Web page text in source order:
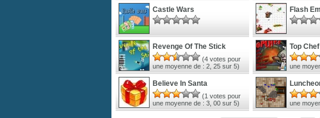
Castle Wars Flash
Revenge Of The Stick
(4 votes pour
une moyenne de : 2, 25 sur 5)
Top Chef
une
Believe In Santa
(1 votes pour
une moyenne de : 3, 00 sur 5)
une